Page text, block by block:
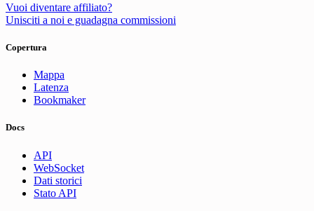
Vuoi diventare affiliato?
Unisciti a noi e guadagna commissioni
Copertura
Mappa
Latenza
Bookmaker
Docs
API
WebSocket
Dati storici
Stato API